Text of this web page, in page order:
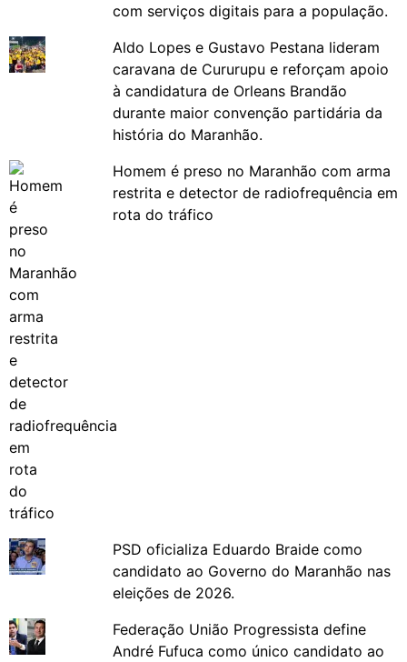
com serviços digitais para a população.
Aldo Lopes e Gustavo Pestana lideram
caravana de Cururupu e reforçam apoio
à candidatura de Orleans Brandão
durante maior convenção partidária da
história do Maranhão.
Homem é preso no Maranhão com arma
restrita e detector de radiofrequência em
rota do tráfico
PSD oficializa Eduardo Braide como
candidato ao Governo do Maranhão nas
eleições de 2026.
Federação União Progressista define
André Fufuca como único candidato ao